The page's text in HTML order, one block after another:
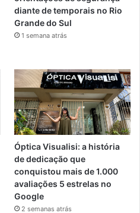
diante de temporais no Rio
Grande do Sul
1 semana atrás
Óptica Visualisi: a história
de dedicação que
conquistou mais de 1.000
avaliações 5 estrelas no
Google
2 semanas atrás